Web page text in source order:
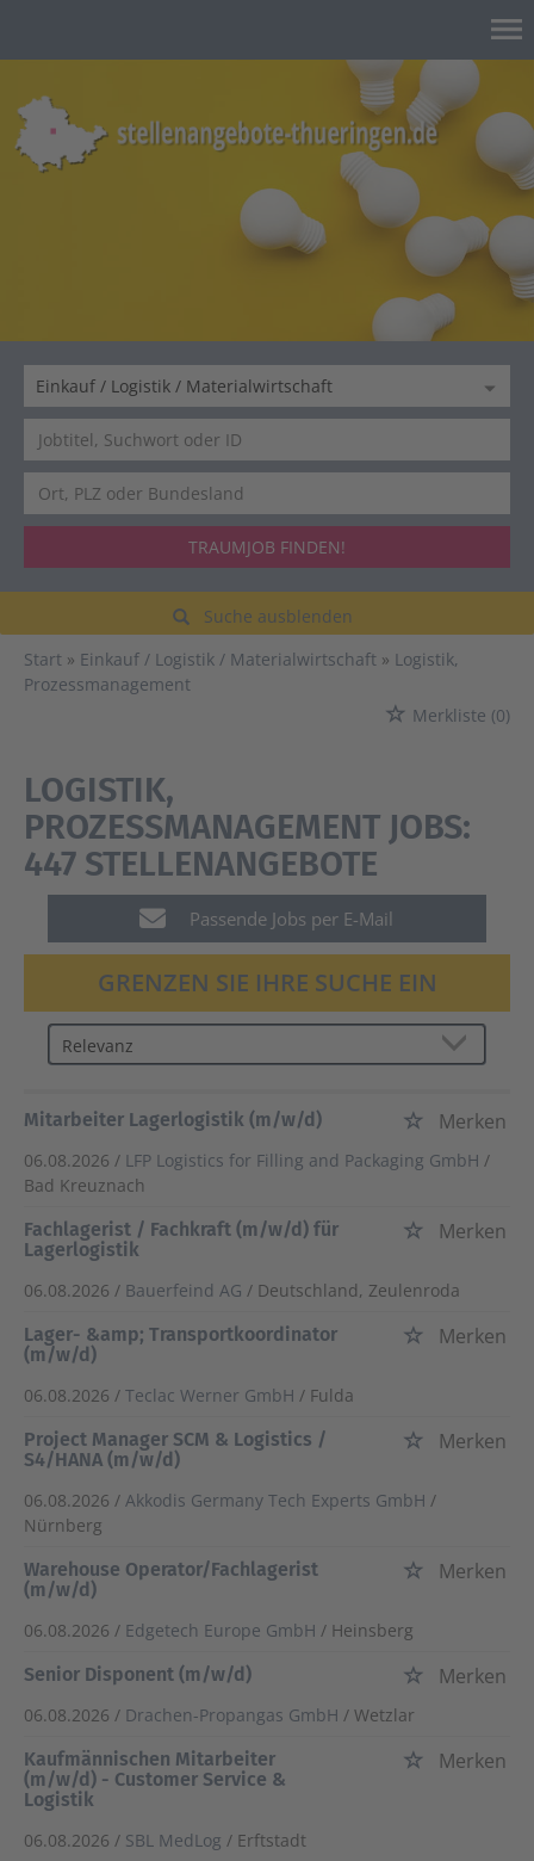
TRAUMJOB FINDEN!
Suche ausblenden
Start
Einkauf / Logistik / Materialwirtschaft
Logistik,
Prozessmanagement
Merkliste (0)
LOGISTIK,
PROZESSMANAGEMENT JOBS:
447 STELLENANGEBOTE
Passende Jobs per E-Mail
GRENZEN SIE IHRE SUCHE EIN
Mitarbeiter Lagerlogistik (m/w/d) Merken
06.08.2026 / LFP Logistics for Filling and Packaging GmbH /
Bad Kreuznach
Fachlagerist / Fachkraft (m/w/d) für
Lagerlogistik
Merken
06.08.2026 / Bauerfeind AG / Deutschland, Zeulenroda
Lager- &amp; Transportkoordinator
(m/w/d)
Merken
06.08.2026 / Teclac Werner GmbH / Fulda
Project Manager SCM & Logistics /
S4/HANA (m/w/d)
Merken
06.08.2026 / Akkodis Germany Tech Experts GmbH /
Nürnberg
Warehouse Operator/Fachlagerist
(m/w/d)
Merken
06.08.2026 / Edgetech Europe GmbH / Heinsberg
Senior Disponent (m/w/d)
Merken
06.08.2026 / Drachen-Propangas GmbH / Wetzlar
Kaufmännischen Mitarbeiter
(m/w/d) - Customer Service &
Logistik
Merken
06.08.2026 / SBL MedLog / Erftstadt